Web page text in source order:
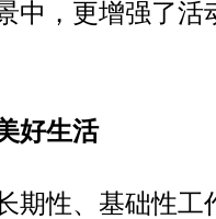
中，更增强了活
好生活
性、基础性工